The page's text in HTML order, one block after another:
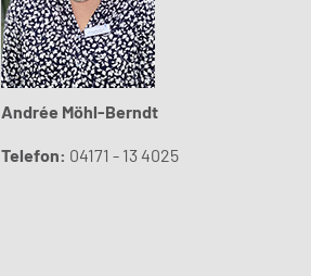
Andrée Möhl-Berndt
Telefon: 04171 - 13 4025